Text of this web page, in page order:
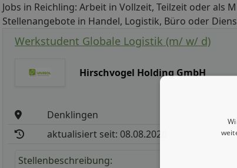
Jobs in Reichling: Arbeit in Vollzeit, Teilzeit oder als
Stellenangebote in Handel, Logistik, Büro oder
Werkstudent Globale Logistik (m/ w/ d)
Hirschvogel Holding GmbH
Denklingen
aktualisiert seit: 08.08.2026
Stellenbeschreibung: